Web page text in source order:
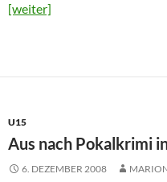
[weiter]
U15
Aus nach Pokalkrimi
6. DEZEMBER 2008